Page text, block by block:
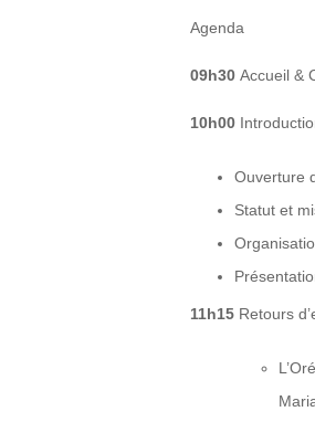
Agenda
09h30 Accueil &
10h00
Ouverture
Statut et
11h15 Retours